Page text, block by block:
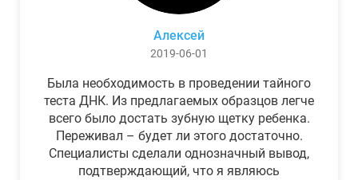
Алексей
2019-06-01
Была необходимость в проведении тайного
теста ДНК. Из предлагаемых образцов легче
всего было достать зубную щетку ребенка.
Переживал – будет ли этого достаточно.
Специалисты сделали однозначный вывод,
подтверждающий, что я являюсь